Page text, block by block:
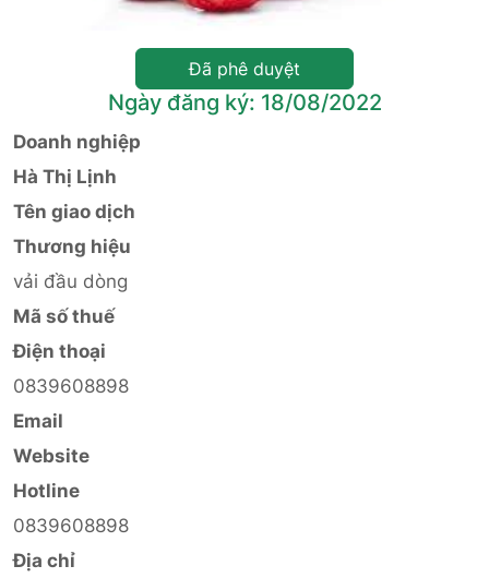
Đã phê duyệt
Ngày đăng ký: 18/08/2022
Doanh nghiệp
Hà Thị Lịnh
Tên giao dịch
Thương hiệu
vải đầu dòng
Mã số thuế
Điện thoại
0839608898
Email
Website
Hotline
0839608898
Địa chỉ